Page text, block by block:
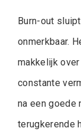
Burn-out
onmerkbaar.
makkelijk
constante
na een goede
terugkerende